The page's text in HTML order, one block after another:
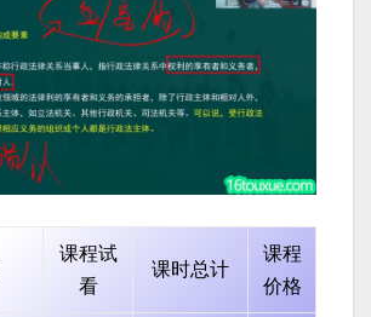
课程试
看
课时总计
课程
价格